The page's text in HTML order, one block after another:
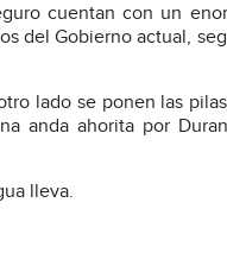
cuentan con un
del Gobierno actual,
lado se ponen las
anda ahorita por
lleva.